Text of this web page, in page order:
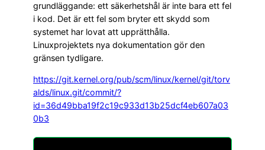
grundläggande: ett säkerhetshål är inte bara ett fel
i kod. Det är ett fel som bryter ett skydd som
systemet har lovat att upprätthålla.
Linuxprojektets nya dokumentation gör den
gränsen tydligare.
https://git.kernel.org/pub/scm/linux/kernel/git/torv
alds/linux.git/commit/?
id=36d49bba19f2c19c933d13b25dcf4eb607a03
0b3